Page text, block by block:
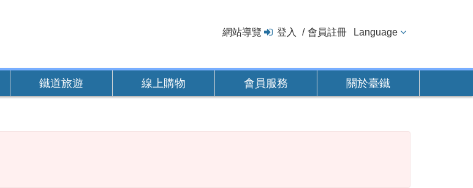
網站導覽 登入 會員註冊 Language
鐵道旅遊 線上購物 會員服務 關於臺鐵